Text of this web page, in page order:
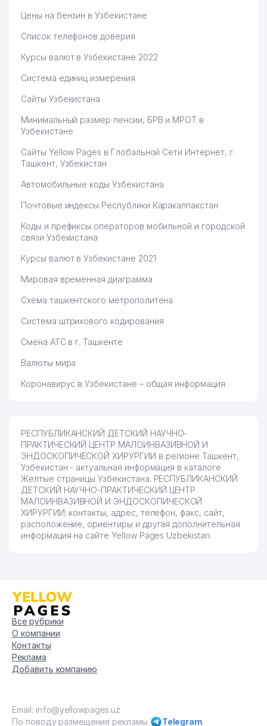
Цены на бензин в Узбекистане
Список телефонов доверия
Курсы валют в Узбекистане 2022
Система единиц измерения
Сайты Узбекистана
Минимальный размер пенсии, БРВ и МРОТ в
Узбекистане
Сайты Yellow Pages в Глобальной Сети Интернет, г.
Ташкент, Узбекистан
Автомобильные коды Узбекистана
Почтовые индексы Республики Каракалпакстан
Коды и префиксы операторов мобильной и городской
связи Узбекистана
Курсы валют в Узбекистане 2021
Мировая временная диаграмма
Схема ташкентского метрополитена
Система штрихового кодирования
Смена АТС в г. Ташкенте
Валюты мира
Коронавирус в Узбекистане – общая информация
РЕСПУБЛИКАНСКИЙ ДЕТСКИЙ НАУЧНО-
ПРАКТИЧЕСКИЙ ЦЕНТР МАЛОИНВАЗИВНОЙ И
ЭНДОСКОПИЧЕСКОЙ ХИРУРГИИ в регионе Ташкент,
Узбекистан - актуальная информация в каталоге
Желтые страницы Узбекистана. РЕСПУБЛИКАНСКИЙ
ДЕТСКИЙ НАУЧНО-ПРАКТИЧЕСКИЙ ЦЕНТР
МАЛОИНВАЗИВНОЙ И ЭНДОСКОПИЧЕСКОЙ
ХИРУРГИИ: контакты, адрес, телефон, факс, сайт,
расположение, ориентиры и другая дополнительная
информация на сайте Yellow Pages Uzbekistan.
Все рубрики
О компании
Контакты
Реклама
Добавить компанию
Email: info@yellowpages.uz
По поводу размещения рекламы
Telegram